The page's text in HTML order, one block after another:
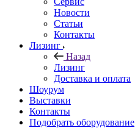
Новости
Статьи
Контакты
Лизинг
Назад
Лизинг
Доставка и оплата
Шоурум
Выставки
Контакты
Подобрать оборудование